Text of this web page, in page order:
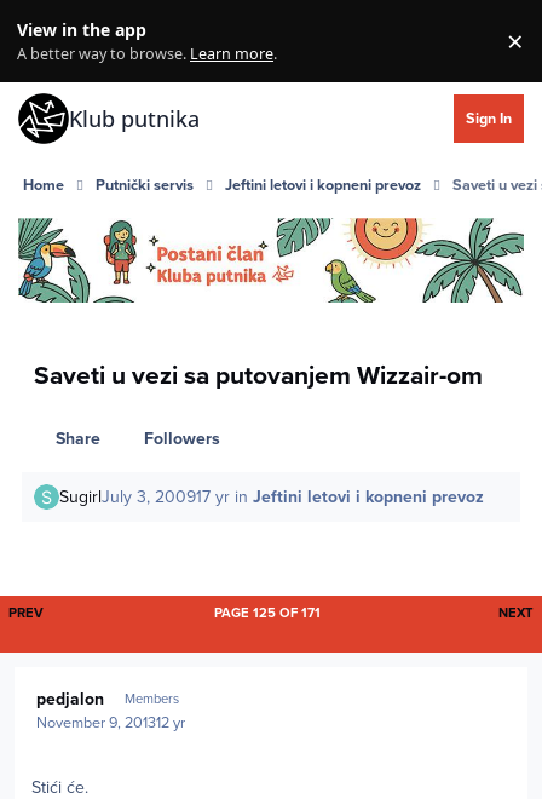
View in the app
A better way to browse. Learn more. ×
Klub putnika Sign In
Home Putnički servis Jeftini letovi i kopneni prevoz Saveti u
Saveti u vezi sa putovanjem Wizzair-om
Share Followers
SugirlJuly 3, 200917 yr inJeftini letovi i kopneni prevoz
FIRST PAGE
PREV NEXT
PAGE 125 OF 171
pedjalon Members
November 9, 201312 yr
Stići će.